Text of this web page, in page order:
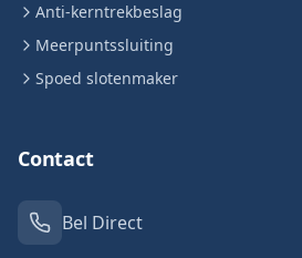
Anti-kerntrekbeslag
Meerpuntssluiting
Spoed slotenmaker
Contact
Bel Direct